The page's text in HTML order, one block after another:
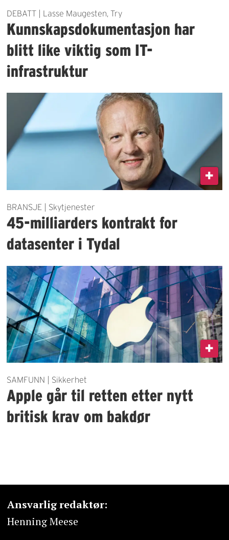
DEBATT | Lasse Maugesten, Try
Kunnskapsdokumentasjon har
blitt like viktig som IT-
infrastruktur
BRANSJE | Skytjenester
45-milliarders kontrakt for
datasenter i Tydal
SAMFUNN | Sikkerhet
Apple går til retten etter nytt
britisk krav om bakdør
Ansvarlig redaktør:
Henning Meese